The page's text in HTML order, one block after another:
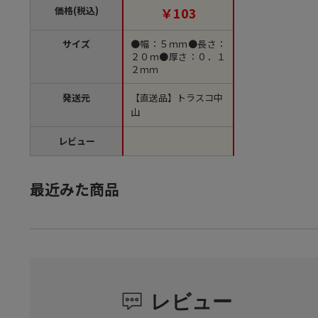
価格(税込)
サイズ
発送元
レビュー
￥103
●幅：５ｍｍ●長さ：
２０ｍ●厚さ：０．１
２ｍｍ
【直送品】トラスコ中
山
最近みた商品
レビュー